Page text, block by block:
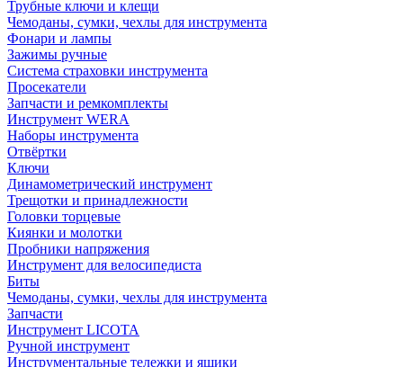
Трубные ключи и клещи
Чемоданы, сумки, чехлы для инструмента
Фонари и лампы
Зажимы ручные
Система страховки инструмента
Просекатели
Запчасти и ремкомплекты
Инструмент WERA
Наборы инструмента
Отвёртки
Ключи
Динамометрический инструмент
Трещотки и принадлежности
Головки торцевые
Киянки и молотки
Пробники напряжения
Инструмент для велосипедиста
Биты
Чемоданы, сумки, чехлы для инструмента
Запчасти
Инструмент LICOTA
Ручной инструмент
Инструментальные тележки и ящики